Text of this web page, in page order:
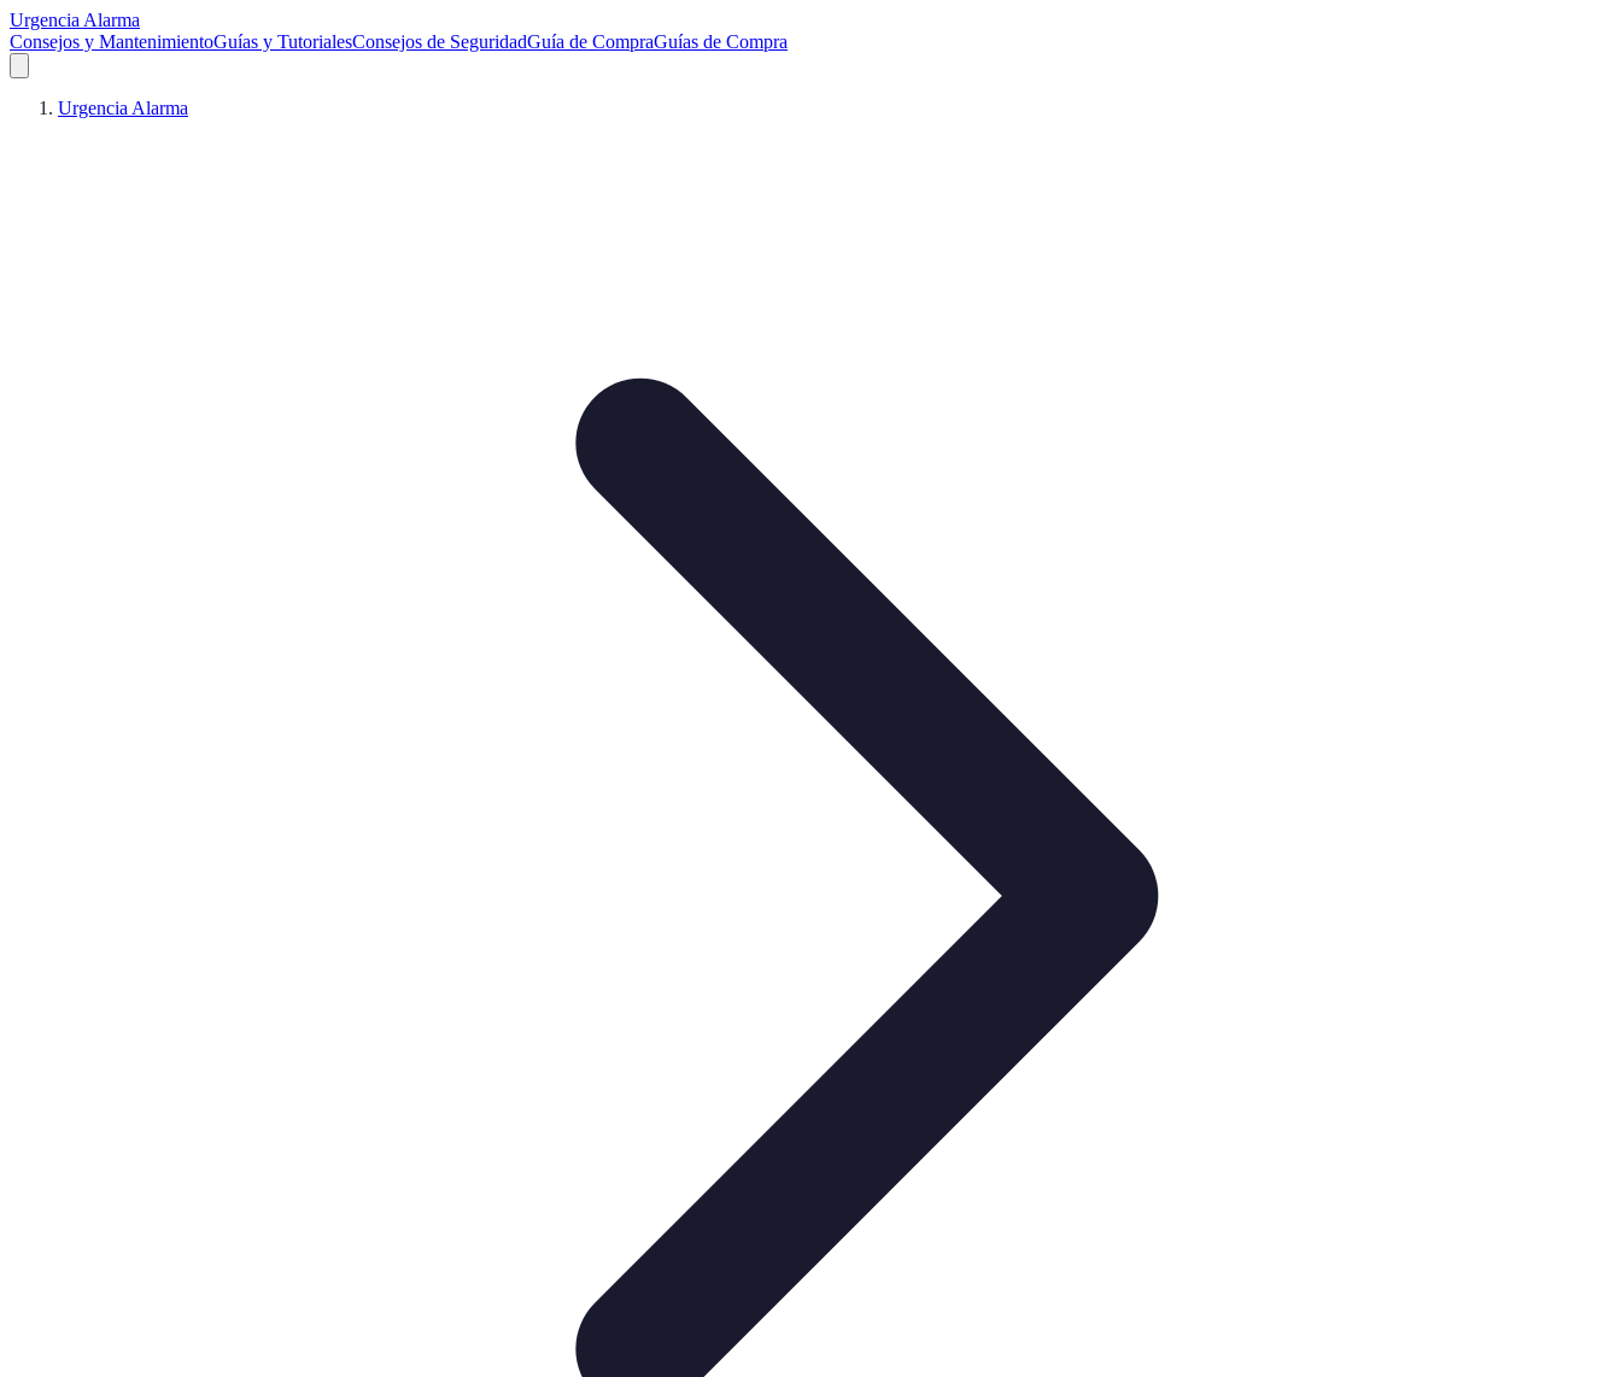
Urgencia Alarma
Consejos y MantenimientoGuías y TutorialesConsejos de SeguridadGuía de CompraGuías de Compra
Urgencia Alarma